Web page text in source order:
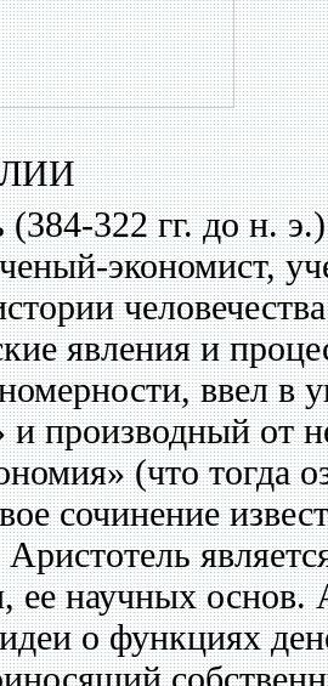
(384-322 гг. до н.
экономист,
явления и
ввел в
и производный от
(что тогда
сочинение
ее научных основ.
о функциях